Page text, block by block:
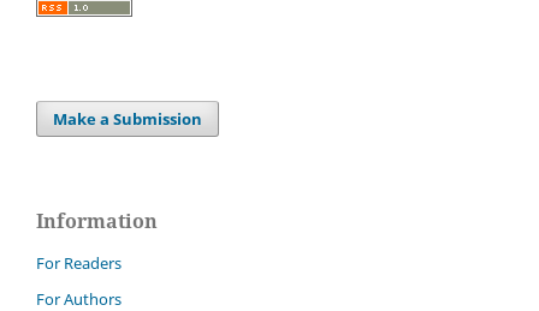
Make a Submission
Information
For Readers
For Authors